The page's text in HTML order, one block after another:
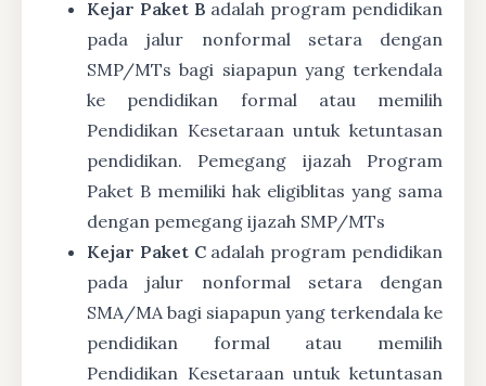
Kejar Paket B adalah program pendidikan
pada jalur nonformal setara dengan
SMP/MTs bagi siapapun yang terkendala
ke pendidikan formal atau memilih
Pendidikan Kesetaraan untuk ketuntasan
pendidikan. Pemegang ijazah Program
Paket B memiliki hak eligiblitas yang sama
dengan pemegang ijazah SMP/MTs
Kejar Paket Cadalah program pendidikan
pada jalur nonformal setara dengan
SMA/MA bagi siapapun yang terkendala ke
pendidikan formal atau memilih
Pendidikan Kesetaraan untuk ketuntasan